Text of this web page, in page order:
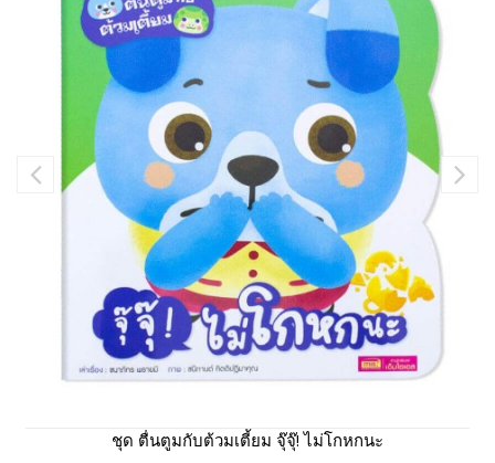
ชุด ตื่นตูมกับต้วมเตี้ยม จุ๊จุ๊! ไม่โกหกนะ